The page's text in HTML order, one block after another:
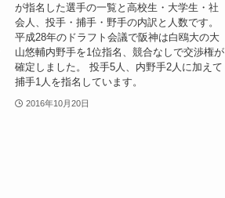
が指名した選手の一覧と高校生・大学生・社
会人、投手・捕手・野手の内訳と人数です。
平成28年のドラフト会議で阪神は白鴎大の大
山悠輔内野手を1位指名、競合なしで交渉権が
確定しました。 投手5人、内野手2人に加えて
捕手1人を指名しています。
2016年10月20日